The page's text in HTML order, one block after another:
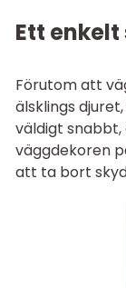
Ett
Förutom att
älsklings
väldigt
väggdekoren
att ta bort